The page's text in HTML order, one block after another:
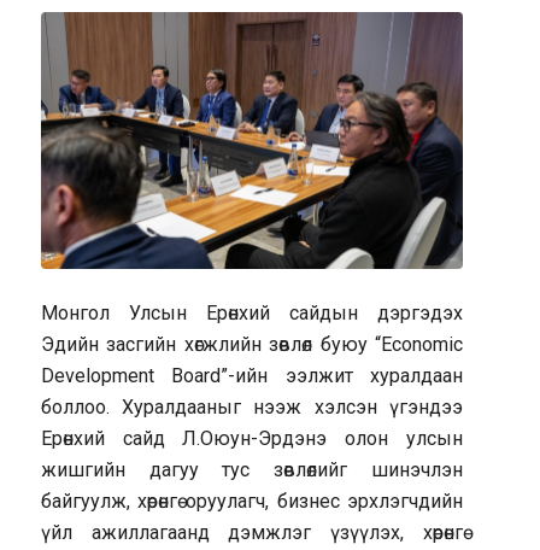
Монгол Улсын Ерөнхий сайдын дэргэдэх
Эдийн засгийн хөгжлийн зөвлөл буюу “Economic
Development Board”-ийн ээлжит хуралдаан
боллоо. Хуралдааныг нээж хэлсэн үгэндээ
Ерөнхий сайд Л.Оюун-Эрдэнэ олон улсын
жишгийн дагуу тус зөвлөлийг шинэчлэн
байгуулж, хөрөнгө оруулагч, бизнес эрхлэгчдийн
үйл ажиллагаанд дэмжлэг үзүүлэх, хөрөнгө